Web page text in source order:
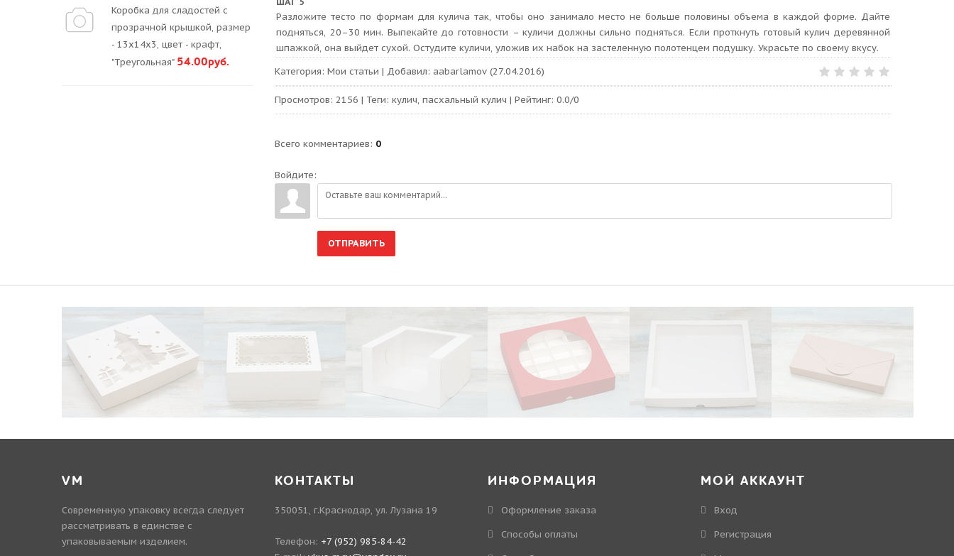
Разложите тесто по формам для кулича так, чтобы оно занимало место не больше половины объема в каждой форме. Дайте
подняться, 20–30 мин. Выпекайте до готовности – куличи должны сильно подняться. Если проткнуть готовый кулич деревянной
шпажкой, она выйдет сухой. Остудите куличи, уложив их набок на застеленную полотенцем подушку. Украсьте по своему вкусу.
Категория: Мои статьи | Добавил: aabarlamov (27.04.2016)
Просмотров: 2156 | Теги: кулич,пасхальный кулич |Рейтинг: 0.0/0
Всего комментариев: 0
Войдите:
ОТПРАВИТЬ
Коробка для сладостей с
прозрачной крышкой, размер
- 13х14х3, цвет - крафт,
"Треугольная" 54.00руб.
VM
Современную упаковку всегда следует
рассматривать в единстве с
упаковываемым изделием.
КОНТАКТЫ
350051, г.Краснодар, ул. Лузана 19
Телефон: +7 (952) 985-84-42
ИНФОРМАЦИЯ
Оформление заказа
Способы оплаты
МОЙ АККАУНТ
Вход
Регистрация